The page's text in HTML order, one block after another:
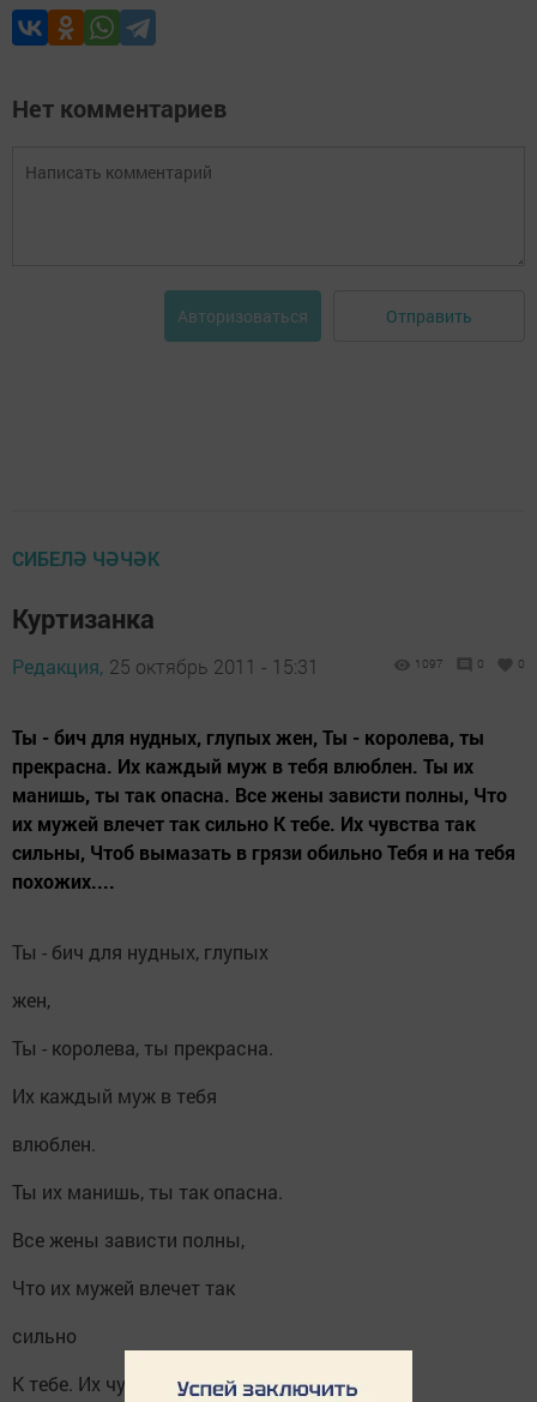
Нет комментариев
Авторизоваться Отправить
СИБЕЛӘ ЧӘЧӘК
Куртизанка
Редакция, 25 октябрь 2011 - 15:31 1097 0 0
Ты - бич для нудных, глупых жен, Ты - королева, ты
прекрасна. Их каждый муж в тебя влюблен. Ты их
манишь, ты так опасна. Все жены зависти полны, Что
их мужей влечет так сильно К тебе. Их чувства так
сильны, Чтоб вымазать в грязи обильно Тебя и на тебя
похожих....
Ты - бич для нудных, глупых
жен,
Ты - королева, ты прекрасна.
Их каждый муж в тебя
влюблен.
Ты их манишь, ты так опасна.
Все жены зависти полны,
Что их мужей влечет так
сильно
К тебе. Их чувства так сильны,